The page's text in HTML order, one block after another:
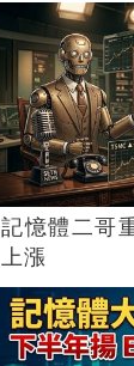
記憶體二哥
上漲